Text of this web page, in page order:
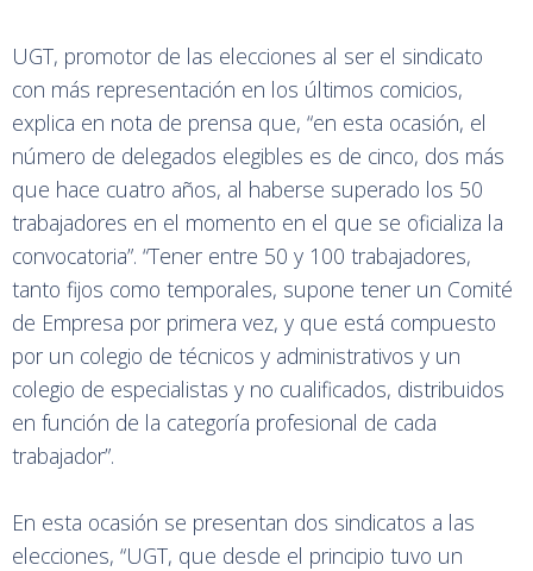
UGT, promotor de las elecciones al ser el sindicato
con más representación en los últimos comicios,
explica en nota de prensa que, “en esta ocasión, el
número de delegados elegibles es de cinco, dos más
que hace cuatro años, al haberse superado los 50
trabajadores en el momento en el que se oficializa la
convocatoria”. “Tener entre 50 y 100 trabajadores,
tanto fijos como temporales, supone tener un Comité
de Empresa por primera vez, y que está compuesto
por un colegio de técnicos y administrativos y un
colegio de especialistas y no cualificados, distribuidos
en función de la categoría profesional de cada
trabajador”.
En esta ocasión se presentan dos sindicatos a las
elecciones, “UGT, que desde el principio tuvo un